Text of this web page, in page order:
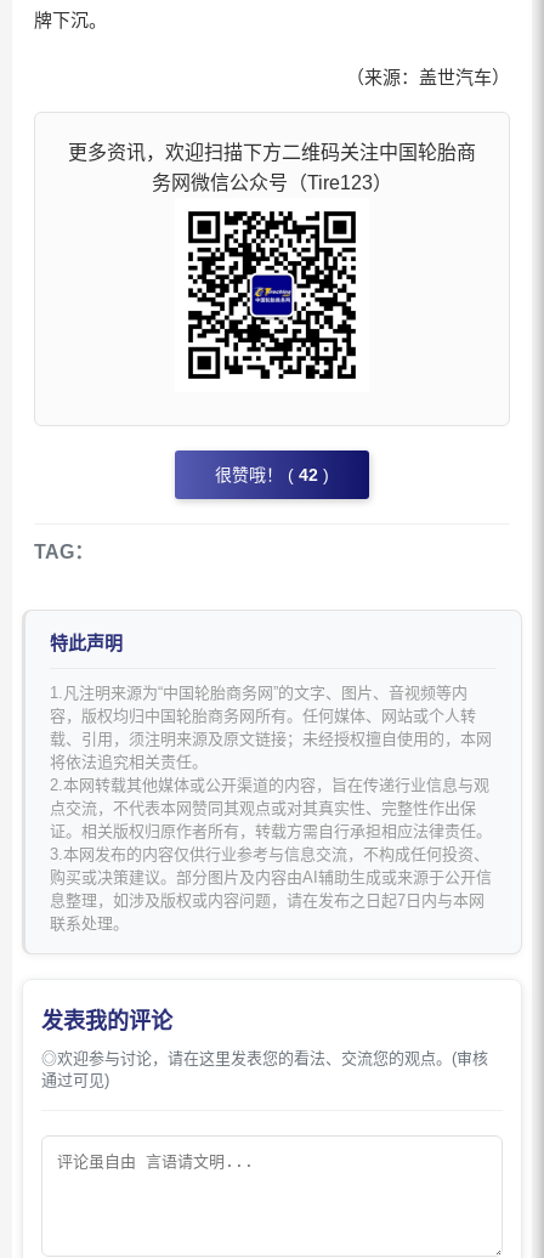
牌下沉。
（来源：盖世汽车）
更多资讯，欢迎扫描下方二维码关注中国轮胎商
务网微信公众号（Tire123）
很赞哦！ ( 42 )
TAG：
特此声明
1.凡注明来源为“中国轮胎商务网”的文字、图片、音视频等内
容，版权均归中国轮胎商务网所有。任何媒体、网站或个人转
载、引用，须注明来源及原文链接；未经授权擅自使用的，本网
将依法追究相关责任。
2.本网转载其他媒体或公开渠道的内容，旨在传递行业信息与观
点交流，不代表本网赞同其观点或对其真实性、完整性作出保
证。相关版权归原作者所有，转载方需自行承担相应法律责任。
3.本网发布的内容仅供行业参考与信息交流，不构成任何投资、
购买或决策建议。部分图片及内容由AI辅助生成或来源于公开信
息整理，如涉及版权或内容问题，请在发布之日起7日内与本网
联系处理。
发表我的评论
◎欢迎参与讨论，请在这里发表您的看法、交流您的观点。(审核
通过可见)